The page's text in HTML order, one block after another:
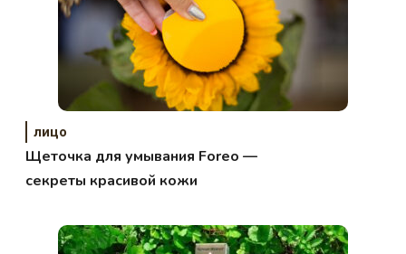
лицо
Щеточка для умывания Foreo —
секреты красивой кожи